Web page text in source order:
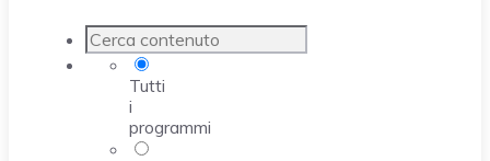
Tutti
i
programmi